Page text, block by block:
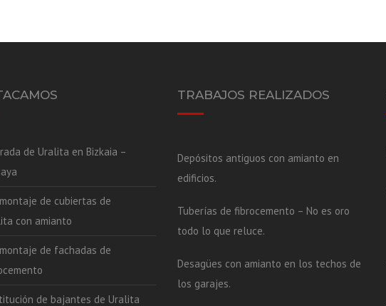
de Uralita en Bizkaia –
de cubiertas de
con amianto
de fachadas de
de bajantes de Uralita
TRABAJOS REALIZADOS
Depósitos antiguos con amianto en
edificios.
Tuberías de fibrocemento – No es oro
todo lo que reluce.
Desagües con amianto en los techos de
los garajes.